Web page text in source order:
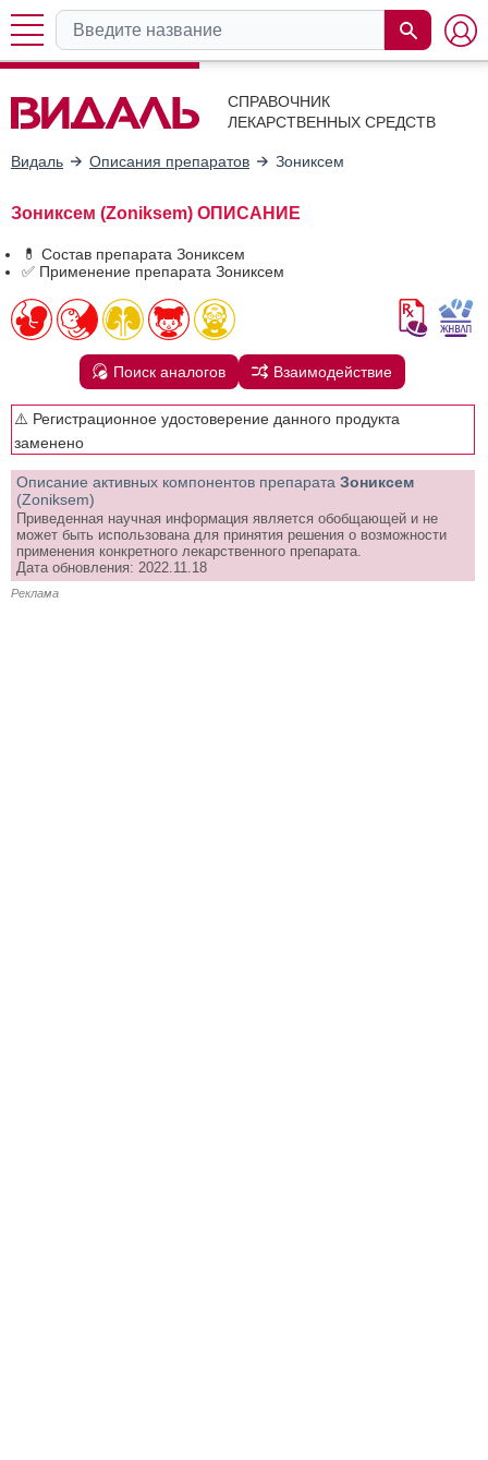
СПРАВОЧНИК
ЛЕКАРСТВЕННЫХ СРЕДСТВ
Видаль Описания препаратов Зониксем
Зониксем (Zoniksem) ОПИСАНИЕ
💊 Состав препарата Зониксем
✅ Применение препарата Зониксем
Поиск аналогов Взаимодействие
⚠️ Регистрационное удостоверение данного продукта
заменено
Описание активных компонентов препарата Зониксем
(Zoniksem)
Приведенная научная информация является обобщающей и не
может быть использована для принятия решения о возможности
применения конкретного лекарственного препарата.
Дата обновления: 2022.11.18
Реклама